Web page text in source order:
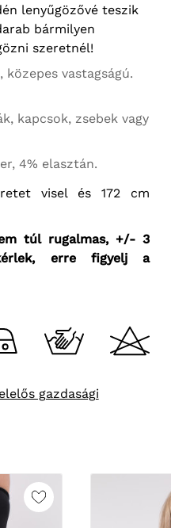
lenyűgözővé teszik
bármilyen
szeretnél!
vastagságú.
kapcsok, zsebek vagy
4% elasztán.
visel és 172 cm
túl rugalmas, +/- 3
erre figyelj a
gazdasági